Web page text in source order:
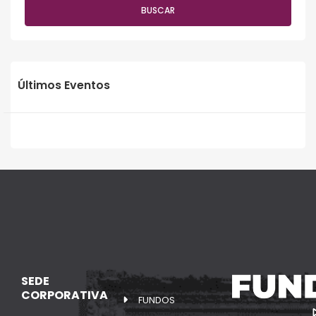
BUSCAR
Últimos Eventos
SEDE
CORPORATIVA
FUNDOS